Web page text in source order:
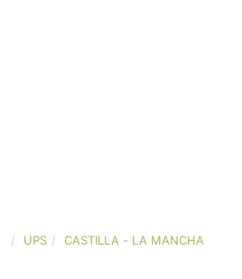
UPS CASTILLA - LA MANCHA